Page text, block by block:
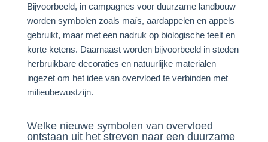
Bijvoorbeeld, in campagnes voor duurzame landbouw
worden symbolen zoals maïs, aardappelen en appels
gebruikt, maar met een nadruk op biologische teelt en
korte ketens. Daarnaast worden bijvoorbeeld in steden
herbruikbare decoraties en natuurlijke materialen
ingezet om het idee van overvloed te verbinden met
milieubewustzijn.
Welke nieuwe symbolen van overvloed
ontstaan uit het streven naar een duurzame